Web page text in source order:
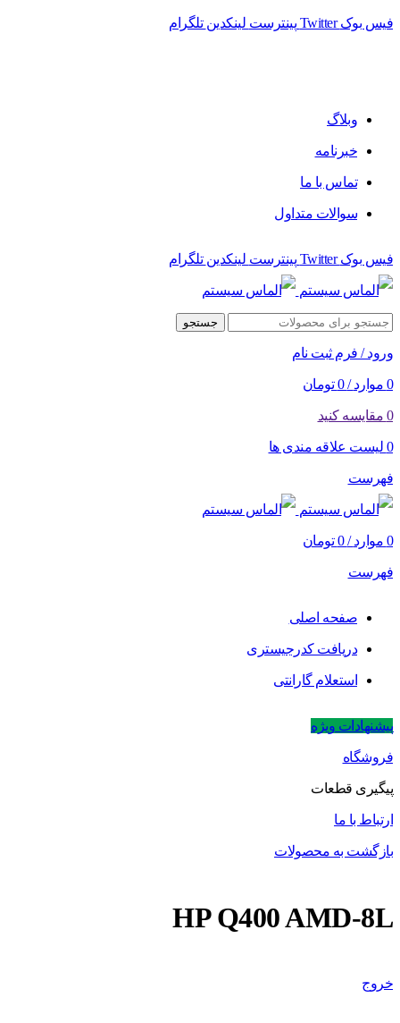
فیس بوک Twitter پینترست لینکدین تلگرام
وبلاگ
خبرنامه
تماس با ما
سوالات متداول
فیس بوک Twitter پینترست لینکدین تلگرام
جستجو
ورود / فرم ثبت نام
0 موارد /
0 تومان
0 مقایسه کنید
0 لیست علاقه مندی ها
فهرست
0 موارد /
0 تومان
فهرست
صفحه اصلی
دریافت کدرجیستری
استعلام گارانتی
پیشنهادات ویژه
فروشگاه
پیگیری قطعات
ارتباط با ما
بازگشت به محصولات
HP Q400 AMD-8L
خروج